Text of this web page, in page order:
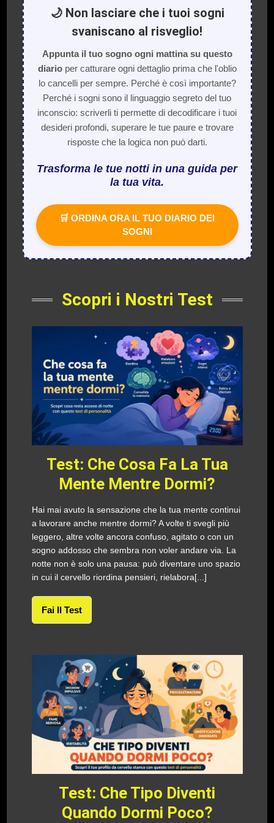
🌙 Non lasciare che i tuoi sogni
svaniscano al risveglio!
Appunta il tuo sogno ogni mattina su questo
diarioper catturare ogni dettaglio prima che l'oblio
lo cancelli per sempre. Perché è così importante?
Perché i sogni sono il linguaggio segreto del tuo
inconscio: scriverli ti permette di decodificare i tuoi
desideri profondi, superare le tue paure e trovare
risposte che la logica non può darti.
Trasforma le tue notti in una guida per
la tua vita.
🛒 ORDINA ORA IL TUO DIARIO DEI
SOGNI
Scopri i Nostri Test
Test: Che Cosa Fa La Tua
Mente Mentre Dormi?
Hai mai avuto la sensazione che la tua mente continui
a lavorare anche mentre dormi? A volte ti svegli più
leggero, altre volte ancora confuso, agitato o con un
sogno addosso che sembra non voler andare via. La
notte non è solo una pausa: può diventare uno spazio
in cui il cervello riordina pensieri, rielabora[...]
Fai Il Test
Test: Che Tipo Diventi
Quando Dormi Poco?